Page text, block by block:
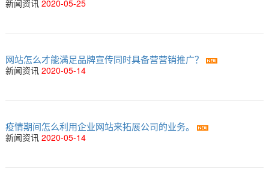
新闻资讯 2020-05-25
网站怎么才能满足品牌宣传同时具备营营销推广？
新闻资讯 2020-05-14
疫情期间怎么利用企业网站来拓展公司的业务。
新闻资讯 2020-05-14